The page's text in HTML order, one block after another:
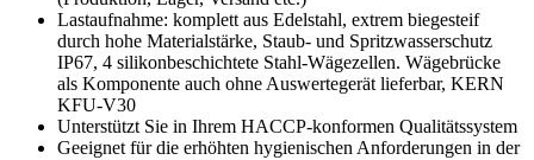
Lastaufnahme: komplett aus Edelstahl, extrem biegesteif
durch hohe Materialstärke, Staub- und Spritzwasserschutz
IP67, 4 silikonbeschichtete Stahl-Wägezellen. Wägebrücke
als Komponente auch ohne Auswertegerät lieferbar, KERN
KFU-V30
Unterstützt Sie in Ihrem HACCP-konformen Qualitätssystem
Geeignet für die erhöhten hygienischen Anforderungen in der